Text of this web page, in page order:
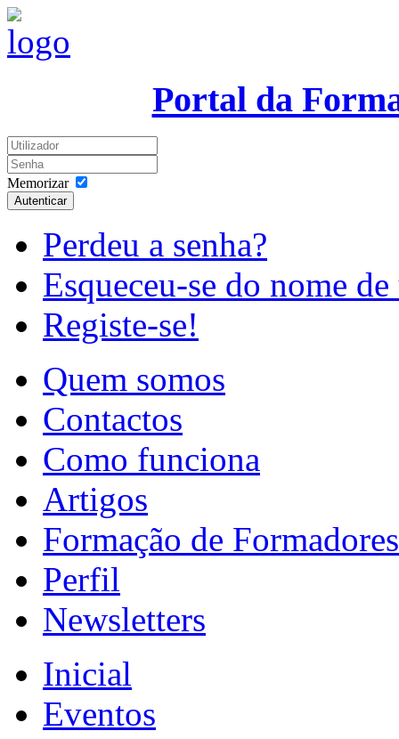
Portal da
Memorizar
Autenticar
Perdeu a senha?
Esqueceu-se do nome
Registe-se!
Quem somos
Contactos
Como funciona
Artigos
Formação de Formadores
Perfil
Newsletters
Inicial
Eventos